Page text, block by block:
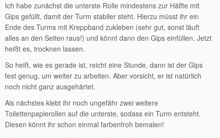
Ich habe zunächst die unterste Rolle mindestens zur Hälfte mit
Gips gefüllt, damit der Turm stabiler steht. Hierzu müsst ihr ein
Ende des Turms mit Kreppband zukleben (sehr gut, sonst läuft
alles an den Seiten raus!) und könnt dann den Gips einfüllen. Jetzt
heißt es, trocknen lassen.
So heiß, wie es gerade ist, reicht eine Stunde, dann ist der Gips
fest genug, um weiter zu arbeiten. Aber vorsicht, er ist natürlich
noch nicht ganz ausgehärtet.
Als nächstes klebt ihr noch ungefähr zwei weitere
Toilettenpapierollen auf die unterste, sodass ein Turm entsteht.
Diesen könnt ihr schon einmal farbenfroh bemalen!